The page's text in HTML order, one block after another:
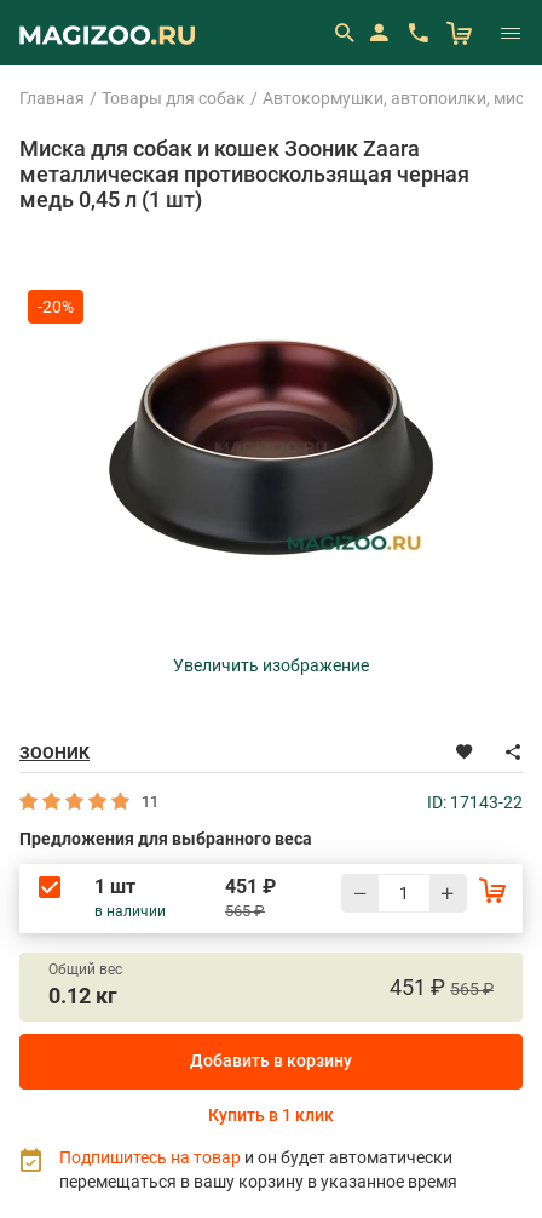
Главная Товары для собак Автокормушки, автопоилки, миски
Миска для собак и кошек Зооник Zaara
металлическая противоскользящая черная
медь 0,45 л (1 шт)
ЗООНИК
-20%
Увеличить изображение
11
ID: 17143-22
Предложения для выбранного веса
1 шт
в наличии
451 ₽
565 ₽
Общий вес
0.12 кг 451 ₽ 565 ₽
Добавить в корзину
Купить в 1 клик
Подпишитесь на товар и он будет автоматически
перемещаться в вашу корзину в указанное время